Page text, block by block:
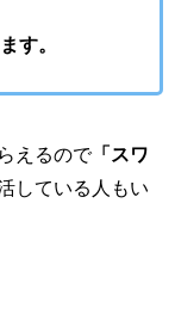
す。
えるので「スワ
している人もい